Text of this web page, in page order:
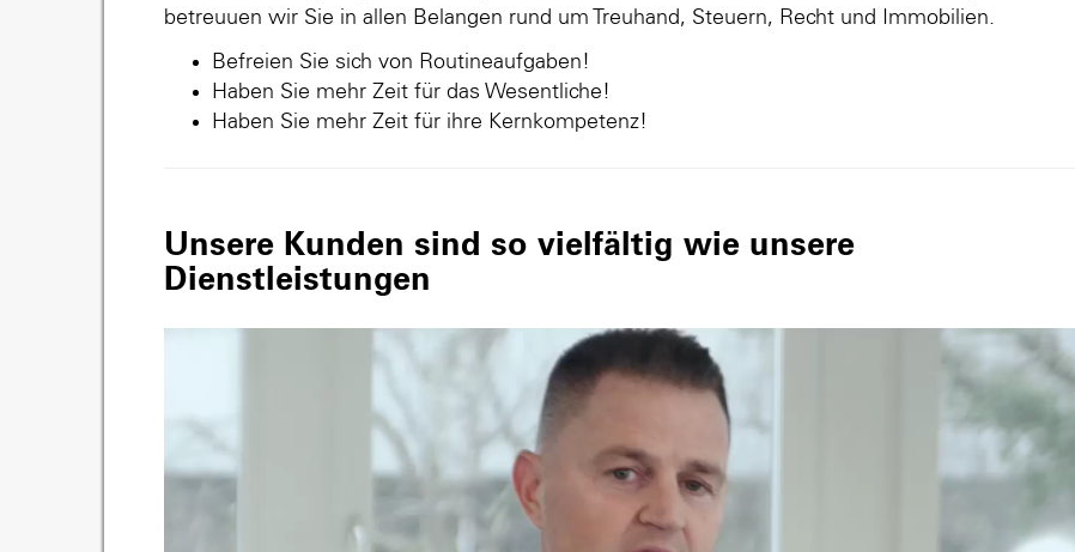
betreuuen wir Sie in allen Belangen rund um Treuhand, Steuern, Recht und Immobilien.
Befreien Sie sich von Routineaufgaben!
Haben Sie mehr Zeit für das Wesentliche!
Haben Sie mehr Zeit für ihre Kernkompetenz!
Unsere Kunden sind so vielfältig wie unsere
Dienstleistungen